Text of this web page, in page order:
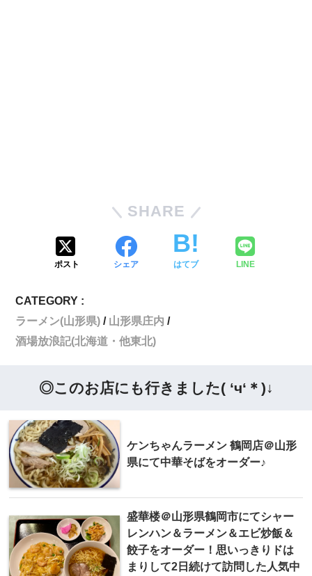
SHARE
ポスト シェア はてブ LINE
CATEGORY :
ラーメン(山形県)
山形県庄内
酒場放浪記(北海道・他東北)
◎このお店にも行きました( ‘ч‘＊)↓
ケンちゃんラーメン 鶴岡店＠山形
県にて中華そばをオーダー♪
盛華楼＠山形県鶴岡市にてシャー
レンハン＆ラーメン＆エビ炒飯＆
餃子をオーダー！思いっきりドは
まりして2日続けて訪問した人気中